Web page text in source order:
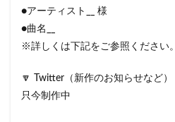
●アーティスト__ 様
●曲名__
※詳しくは下記をご参照ください。
🔽 Twitter（新作のお知らせなど）
只今制作中